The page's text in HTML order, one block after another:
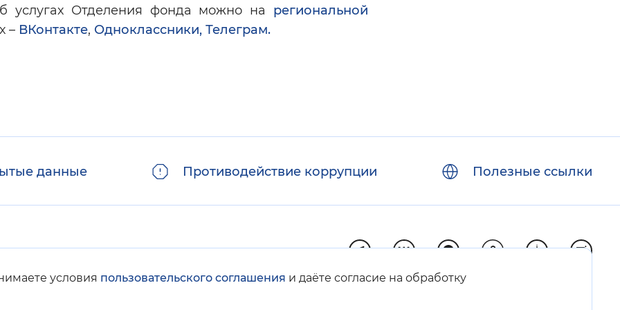
услугах Отделения фонда можно на
региональной
– ВКонтакте, Одноклассники, Телеграм.
условия пользовательского соглашения и даёте согласие на обработку
данные Противодействие коррупции Полезные ссылки